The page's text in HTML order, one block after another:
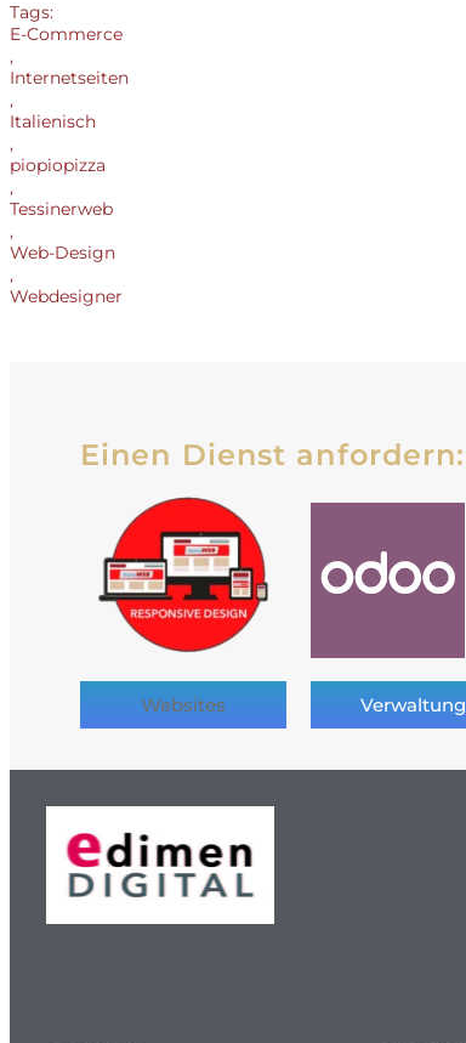
Tags:
E-Commerce
,
Internetseiten
,
Italienisch
,
piopiopizza
,
Tessinerweb
,
Web-Design
,
Webdesigner
Einen Dienst anfordern:
Websites Verwaltung